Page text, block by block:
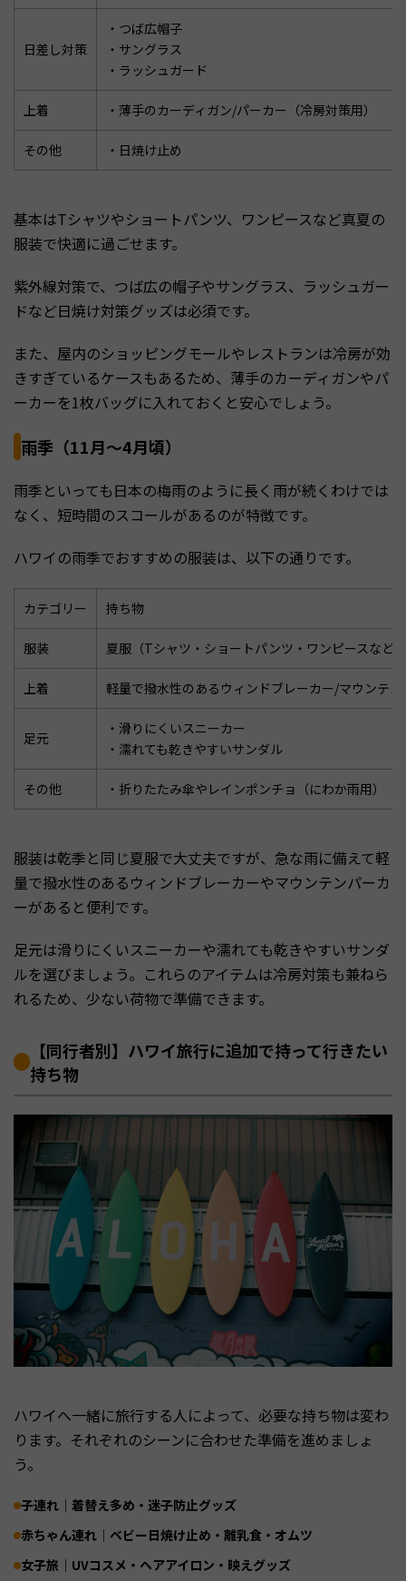
日差し対策
・つば広帽子
・サングラス
・ラッシュガード
上着 ・薄手のカーディガン/パーカー（冷房対策用）
その他 ・日焼け止め
基本はTシャツやショートパンツ、ワンピースなど真夏の
服装で快適に過ごせます。
紫外線対策で、つば広の帽子やサングラス、ラッシュガー
ドなど日焼け対策グッズは必須です。
また、屋内のショッピングモールやレストランは冷房が効
きすぎているケースもあるため、薄手のカーディガンやパ
ーカーを1枚バッグに入れておくと安心でしょう。
雨季（11月～4月頃）
雨季といっても日本の梅雨のように長く雨が続くわけでは
なく、短時間のスコールがあるのが特徴です。
ハワイの雨季でおすすめの服装は、以下の通りです。
カテゴリー 持ち物
服装 夏服（Tシャツ・ショートパンツ・ワンピースなど）
上着 軽量で撥水性のあるウィンドブレーカー/マウンテ
足元
・滑りにくいスニーカー
・濡れても乾きやすいサンダル
その他 ・折りたたみ傘やレインポンチョ（にわか雨用）
服装は乾季と同じ夏服で大丈夫ですが、急な雨に備えて軽
量で撥水性のあるウィンドブレーカーやマウンテンパーカ
ーがあると便利です。
足元は滑りにくいスニーカーや濡れても乾きやすいサンダ
ルを選びましょう。これらのアイテムは冷房対策も兼ねら
れるため、少ない荷物で準備できます。
【同行者別】ハワイ旅行に追加で持って行きたい
持ち物
ハワイへ一緒に旅行する人によって、必要な持ち物は変わ
ります。それぞれのシーンに合わせた準備を進めましょ
う。
子連れ｜着替え多め・迷子防止グッズ
赤ちゃん連れ｜ベビー日焼け止め・離乳食・オムツ
女子旅｜UVコスメ・ヘアアイロン・映えグッズ